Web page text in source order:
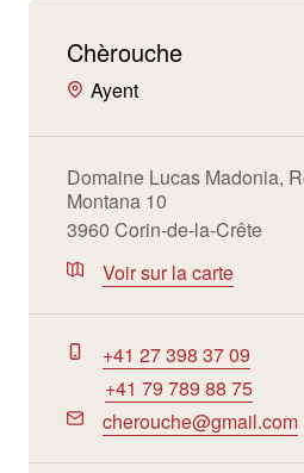
Chèrouche
Ayent
Domaine Lucas Madonia,
Montana 10
3960 Corin-de-la-Crête
Voir sur la carte
+41 27 398 37 09
+41 79 789 88 75
cherouche@gmail.com